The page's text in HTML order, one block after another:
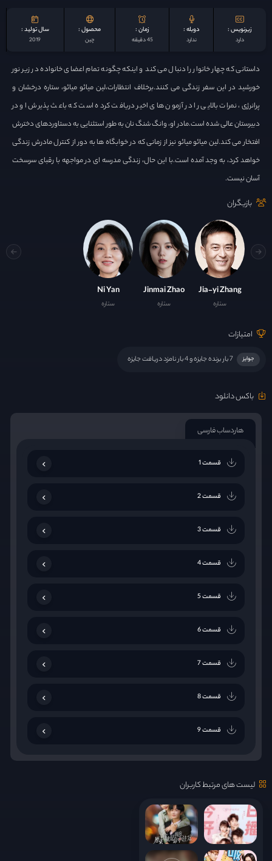
زیرنویس :
دارد
دوبله :
ندارد
زمان :
45 دقیقه
محصول :
چين
سال تولید :
2019
داستانی که چهار خانوار را دنبال می کند و اینکه چگونه تمام اعضای خانواده در زیر نور
خورشید در این سفر زندگی می کنند.برخلاف انتظارات،لین میائو میائو، ستاره درخشان و
پرانرژی، نمرات بالایی را در آزمون های اخیر دریافت کرده است که باعث پذیرش او در
دبیرستان عالی شده است.مادر او، وانگ شنگ نان به طور استثنایی به دستاوردهای دخترش
افتخار می کند.لین میائو میائو نیز از زمانی که در خوابگاه ها به دور از کنترل مادرش زندگی
خواهد کرد، به وجد آمده است.با این حال، زندگی مدرسه ای در مواجهه با رقبای سرسخت
آسان نیست.
بازیگران
Jia-yi Zhang
ستاره
Jinmai Zhao
ستاره
Ni Yan
ستاره
امتیازات
جوایز 7 بار برنده جایزه و 4 بار نامزد دریافت جایزه
باکس دانلود
هاردساب فارسی
قسمت 1
قسمت 2
قسمت 3
قسمت 4
قسمت 5
قسمت 6
قسمت 7
قسمت 8
قسمت 9
قسمت 10
قسمت 12
لیست های مرتبط کاربران